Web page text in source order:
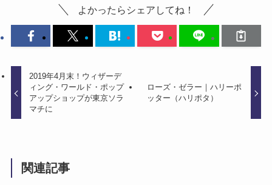
よかったらシェアしてね！
2019年4月末！ウィザーデ
ィング・ワールド・ポップ
アップショップが東京ソラ
マチに
ローズ・ゼラー｜ハリーポ
ッター（ハリポタ）
関連記事